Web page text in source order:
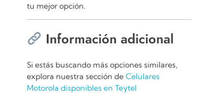
tu mejor opción.
Información adicional
Si estás buscando más opciones similares,
explora nuestra sección de Celulares
Motorola disponibles en Teytel